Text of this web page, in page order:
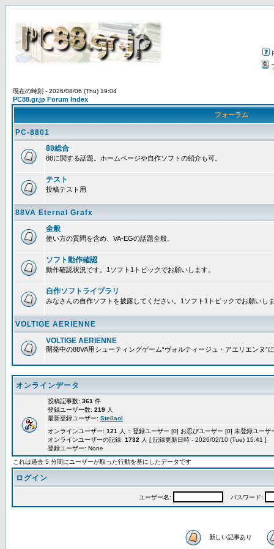
現在の時刻 - 2026/08/06 (Thu) 19:04
PC88.gr.jp Forum Index
フォーラム
PC-8801
88総合
88に関する話題。ホームページや自作ソフトの紹介も可。
テスト
投稿テスト用
88VA Eternal Grafx
全般
使い方の質問を含め、VA-EGの話題全般。
ソフト動作確認
動作確認状況です。1ソフト1トピックでお願いします。
自作ソフトライブラリ
みなさんの自作ソフトを披露してください。1ソフト1トピックでお願いし
VOLTIGE AERIENNE
VOLTIGE AERIENNE
開発中の88VA用シューティングゲーム“ヴォルティージュ・アエリエンヌ”
オンラインデータ
投稿記事数: 361 件
登録ユーザー数: 219 人
最新登録ユーザー: Stellaol
オンラインユーザー: 121
人 :: 登録ユーザー [0] お忍びユーザー [0] 未登録ユー
オンラインユーザーの記録: 1732 人 [ 記録更新日時 - 2026/02/10 (Tue) 15:41 ]
登録ユーザー: None
これは過去 5 分間にユーザーが取った行動を基にしたデータです
ログイン
ユーザー名: パスワード:
新しい記事あり